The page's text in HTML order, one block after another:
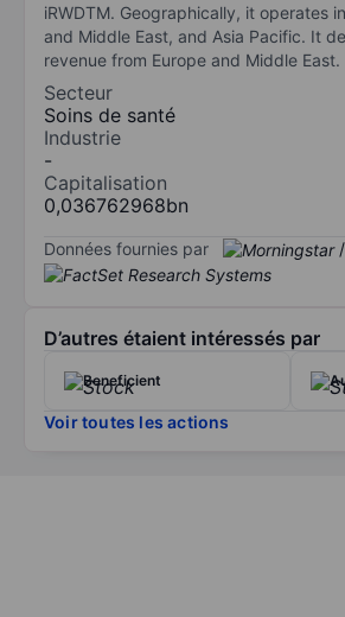
iRWDTM. Geographically, it operates
and Middle East, and Asia Pacific. It
revenue from Europe and Middle East.
Secteur
Soins de santé
Industrie
-
Capitalisation
0,036762968bn
Données fournies par /
D’autres étaient intéressés par
Beneficient
Voir toutes les actions